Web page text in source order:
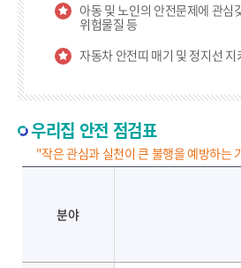
아동 및 노인의 안전문제에 관심
위험물질 등
자동차 안전띠 매기 및 정지선 지
우리집 안전 점검표
"작은 관심과 실천이 큰 불행을 예방하는
분야